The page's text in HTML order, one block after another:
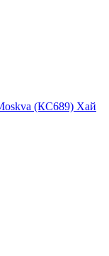
(КС689) Хай